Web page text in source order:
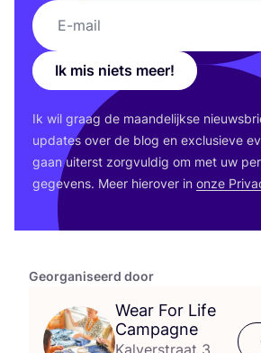
Georganiseerd door
Wear For Life
Campagne
Kalverstraat 3,
Ik mis niets meer!
Ik wil graag de maan­de­lijk­se
upda­tes over de blog en exclu­sie­ve
gaan uiterst zorg­vul­dig om met uw
gege­vens. Meer hier­over in onze